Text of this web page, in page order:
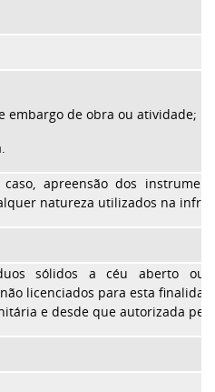
embargo de obra ou atividade;
apreensão dos
natureza utilizados na
sólidos a céu aberto ou
licenciados para esta
e desde que autorizada